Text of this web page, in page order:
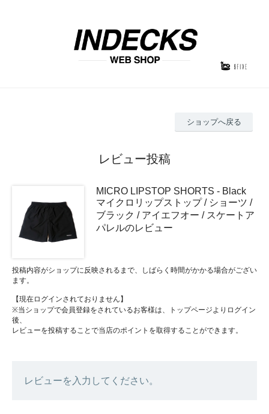
ショップへ戻る
レビュー投稿
MICRO LIPSTOP SHORTS - Black
マイクロリップストップ / ショーツ /
ブラック / アイエフオー / スケートア
パレルのレビュー
投稿内容がショップに反映されるまで、しばらく時間がかかる場合がござい
ます。
【現在ログインされておりません】
※当ショップで会員登録をされているお客様は、トップページよりログイン
後、
レビューを投稿することで当店のポイントを取得することができます。
レビューを入力してください。